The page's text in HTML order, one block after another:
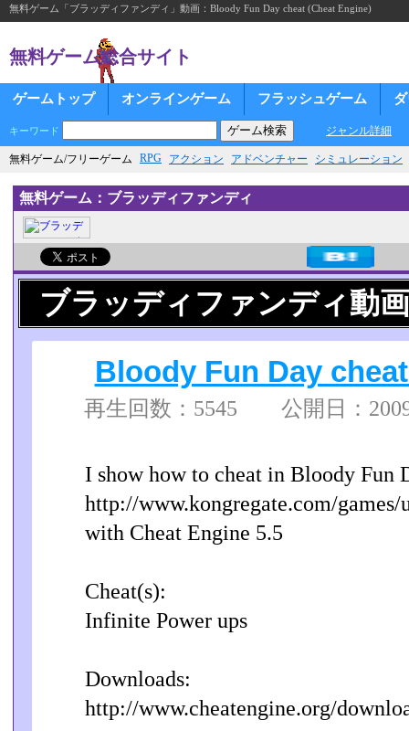
無料ゲーム「ブラッディファンディ」動画：Bloody Fun Day cheat (Cheat Engine)
無料ゲーム総合サイト
ゲームトップ オンラインゲーム フラッシュゲーム
キーワード ジャンル詳細
無料ゲーム/フリーゲーム RPG アクション アドベンチャー シミュレーション
無料ゲーム：ブラッディファンディ
ブラッディファンディ動画
Bloody Fun Day
再生回数：5545 公開日：
I show how to cheat in Bloody Fun
http://www.kongregate.com/games/
with Cheat Engine 5.5
Cheat(s):
Infinite Power ups
Downloads:
http://www.cheatengine.org/